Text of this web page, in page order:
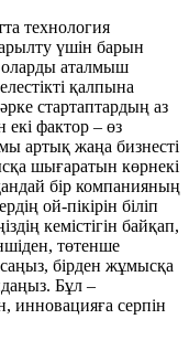
технология
үшін барын
оларды аталмыш
қалпына
стартаптардың аз
фактор – өз
артық жаңа бизнесті
шығаратын көрнекі
бір компанияның
ой-пікірін біліп
кемістігін байқап,
төтенше
бірден жұмысқа
Бұл –
инновацияға серпін